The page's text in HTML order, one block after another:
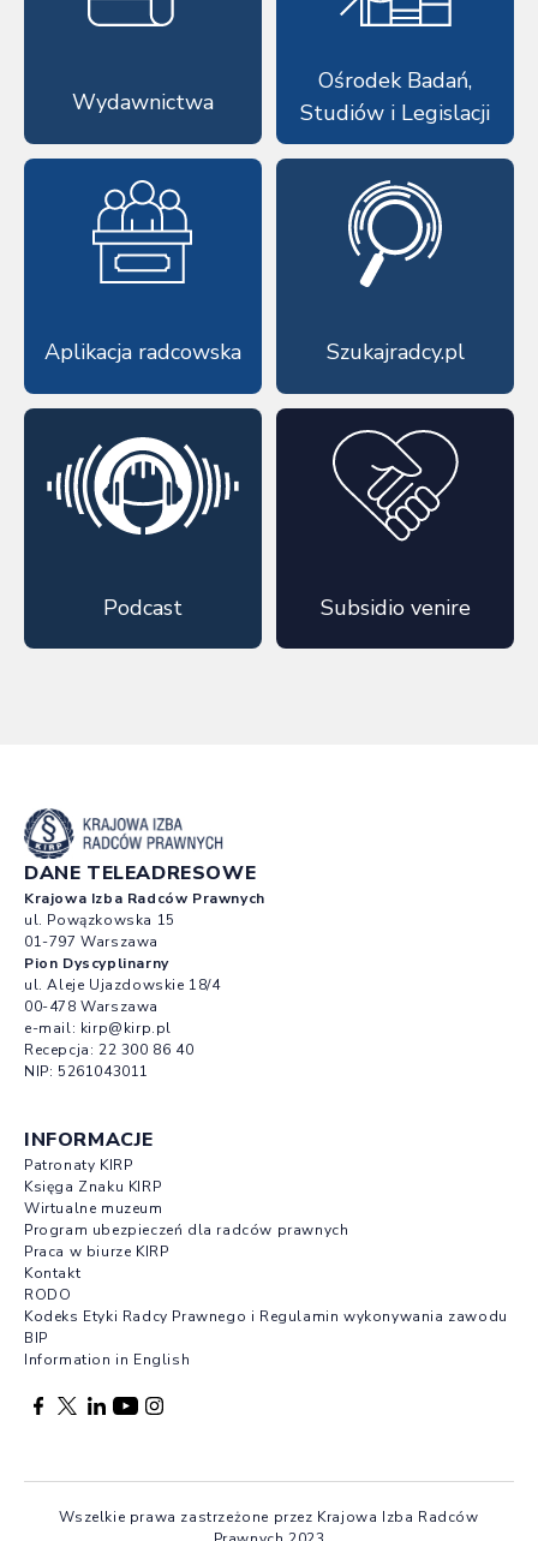
Wydawnictwa
Ośrodek Badań,
Studiów i Legislacji
Aplikacja radcowska Szukajradcy.pl
Podcast Subsidio venire
DANE TELEADRESOWE
Krajowa Izba Radców Prawnych
ul. Powązkowska 15
01-797 Warszawa
Pion Dyscyplinarny
ul. Aleje Ujazdowskie 18/4
00-478 Warszawa
e-mail: kirp@kirp.pl
Recepcja: 22 300 86 40
NIP: 5261043011
INFORMACJE
Patronaty KIRP
Księga Znaku KIRP
Wirtualne muzeum
Program ubezpieczeń dla radców prawnych
Praca w biurze KIRP
Kontakt
RODO
Kodeks Etyki Radcy Prawnego i Regulamin wykonywania zawodu
BIP
Information in English
Facebook otwierany w nowej karcie
Profil X otwierany w nowej karcie
Profil LinkedIn otwierany w nowej karcie
Profil YouTube otwierany w nowej karcie
Profil Instagram otwierany w nowej karcie
Wszelkie prawa zastrzeżone przez Krajowa Izba Radców